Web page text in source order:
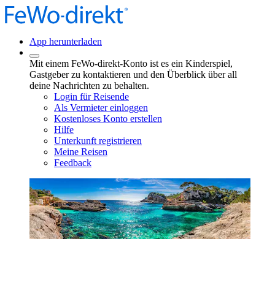
App herunterladen
Mit einem FeWo-direkt-Konto ist es ein Kinderspiel,
Gastgeber zu kontaktieren und den Überblick über all
deine Nachrichten zu behalten.
Login für Reisende
Als Vermieter einloggen
Kostenloses Konto erstellen
Hilfe
Unterkunft registrieren
Meine Reisen
Feedback